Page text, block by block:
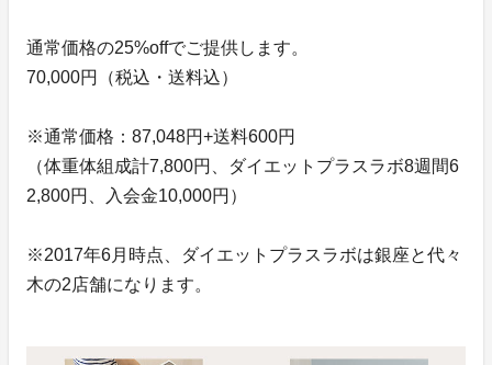
通常価格の25%offでご提供します。
70,000円（税込・送料込）
※通常価格：87,048円+送料600円
（体重体組成計7,800円、ダイエットプラスラボ8週間6
2,800円、入会金10,000円）
※2017年6月時点、ダイエットプラスラボは銀座と代々
木の2店舗になります。